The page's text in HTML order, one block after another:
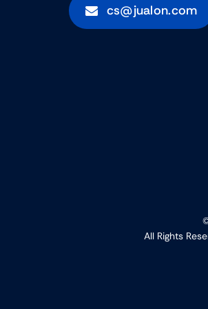
cs@jualon.com
All Rights